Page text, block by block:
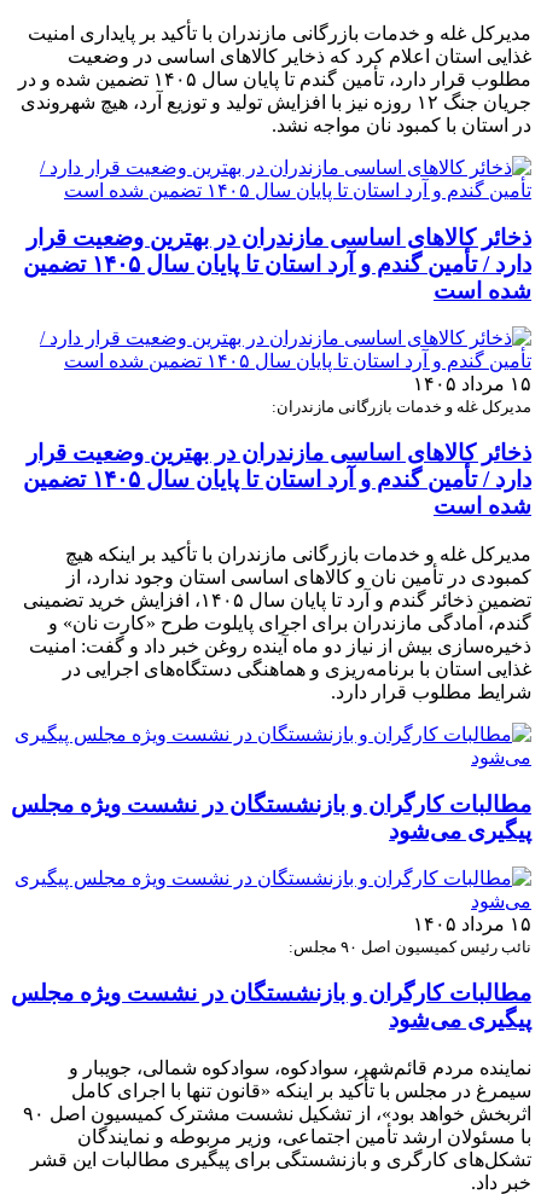
مدیرکل غله و خدمات بازرگانی مازندران با تأکید بر پایداری امنیت
غذایی استان اعلام کرد که ذخایر کالاهای اساسی در وضعیت
مطلوب قرار دارد، تأمین گندم تا پایان سال ۱۴۰۵ تضمین شده و در
جریان جنگ ۱۲ روزه نیز با افزایش تولید و توزیع آرد، هیچ شهروندی
در استان با کمبود نان مواجه نشد.
ذخائر کالاهای اساسی مازندران در بهترین وضعیت قرار
دارد / تأمین گندم و آرد استان تا پایان سال ۱۴۰۵ تضمین
شده است
۱۵ مرداد ۱۴۰۵
مدیرکل غله و خدمات بازرگانی مازندران:
ذخائر کالاهای اساسی مازندران در بهترین وضعیت قرار
دارد / تأمین گندم و آرد استان تا پایان سال ۱۴۰۵ تضمین
شده است
مدیرکل غله و خدمات بازرگانی مازندران با تأکید بر اینکه هیچ
کمبودی در تأمین نان و کالاهای اساسی استان وجود ندارد، از
تضمین ذخائر گندم و آرد تا پایان سال ۱۴۰۵، افزایش خرید تضمینی
گندم، آمادگی مازندران برای اجرای پایلوت طرح «کارت نان» و
ذخیره‌سازی بیش از نیاز دو ماه آینده روغن خبر داد و گفت: امنیت
غذایی استان با برنامه‌ریزی و هماهنگی دستگاه‌های اجرایی در
شرایط مطلوب قرار دارد.
مطالبات کارگران و بازنشستگان در نشست ویژه مجلس
پیگیری می‌شود
۱۵ مرداد ۱۴۰۵
نائب رئیس کمیسیون اصل ۹۰ مجلس:
مطالبات کارگران و بازنشستگان در نشست ویژه مجلس
پیگیری می‌شود
نماینده مردم قائم‌شهر، سوادکوه، سوادکوه شمالی، جویبار و
سیمرغ در مجلس با تأکید بر اینکه «قانون تنها با اجرای کامل
اثربخش خواهد بود»، از تشکیل نشست مشترک کمیسیون اصل ۹۰
با مسئولان ارشد تأمین اجتماعی، وزیر مربوطه و نمایندگان
تشکل‌های کارگری و بازنشستگی برای پیگیری مطالبات این قشر
خبر داد.